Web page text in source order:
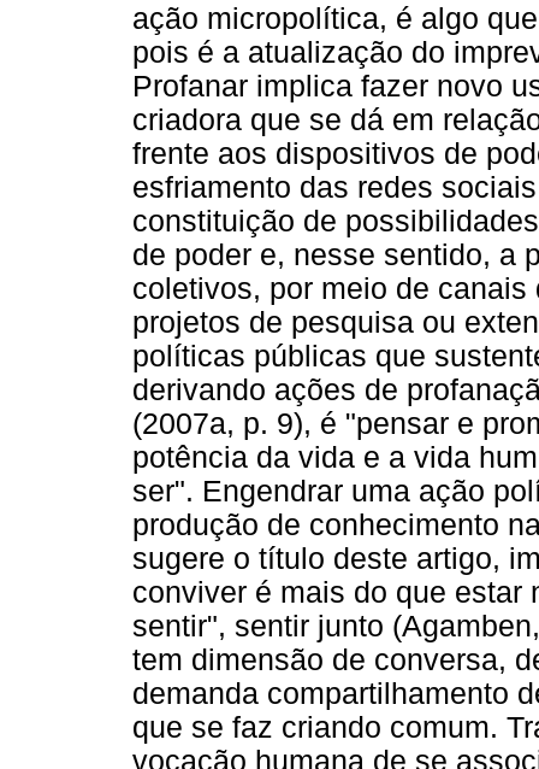
ação micropolítica, é algo
pois é a atualização do
Profanar implica fazer novo
criadora que se dá em
frente aos dispositivos de
esfriamento das redes
constituição de
de poder e, nesse sentido, a
coletivos, por meio de
projetos de pesquisa ou
políticas públicas que
derivando ações de
(2007a, p. 9), é "pensar e
potência da vida e a vida
ser". Engendrar uma ação
produção de conhecimento
sugere o título deste artigo,
conviver é mais do que estar
sentir", sentir junto
tem dimensão de conversa,
demanda compartilhamento
que se faz criando comum.
vocação humana de se